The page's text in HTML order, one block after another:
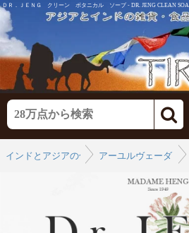
ＤＲ．ＪＥＮＧ クリーン ボタニカル ソープ - DR. JENG CLEAN
インドとアジアの化粧品アーユルヴェーダと